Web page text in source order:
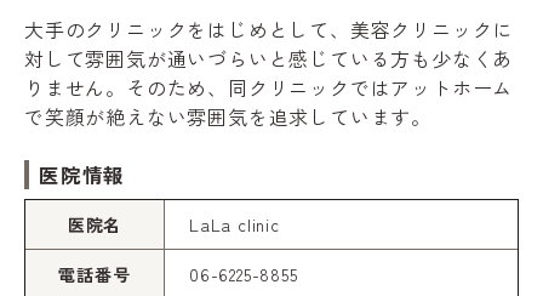
大手のクリニックをはじめとして、美容クリニックに
対して雰囲気が通いづらいと感じている方も少なくあ
りません。そのため、同クリニックではアットホーム
で笑顔が絶えない雰囲気を追求しています。
医院情報
医院名 LaLa clinic
電話番号 06-6225-8855